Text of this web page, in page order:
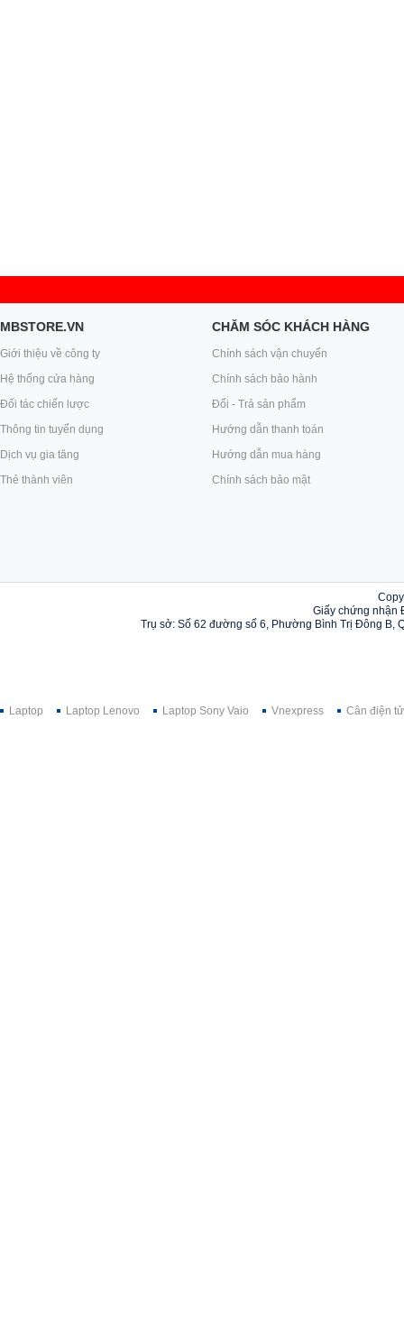
MBSTORE.VN
Giới thiệu về công ty
Hệ thống cửa hàng
Đối tác chiến lược
Thông tin tuyển dụng
Dịch vụ gia tăng
Thẻ thành viên
CHĂM SÓC KHÁCH HÀNG
Chính sách vận chuyển
Chính sách bảo hành
Đổi - Trả sản phẩm
Hướng dẫn thanh toán
Hướng dẫn mua hàng
Chính sách bảo mật
Giấy chứng nhận
Trụ sở: Số 62 đường số 6, Phường Bình Trị Đông B,
Laptop Laptop Lenovo Laptop Sony Vaio Vnexpress Cân điện tử